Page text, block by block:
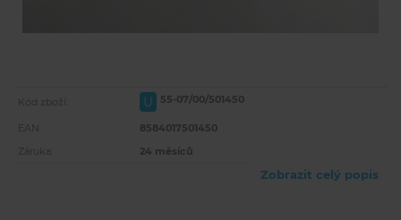
Kód zboží: U 55-07/00/501450
EAN:
8584017501450
Záruka:
24 měsíců
Zobrazit celý popis